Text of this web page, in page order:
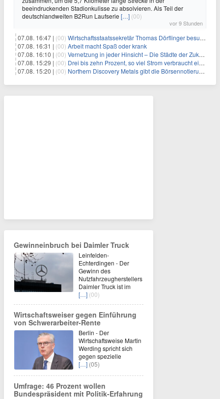
beeindruckenden Stadionkulisse zu absolvieren. Als Teil der
deutschlandweiten B2Run Laufserie […] (00)
vor 9 Stunden
07.08. 16:47 | (00) Wirtschaftsstaatssekretär Thomas Dörflinger besucht Handwerksbetrieb im Kammerbezirk Freiburg
07.08. 16:31 | (00) Arbeit macht Spaß oder krank
07.08. 16:10 | (00) Vernetzung in jeder Hinsicht – Die Städte der Zukunft sind grün-blau
07.08. 15:29 | (00) Drei bis zehn Prozent, so viel Strom verbraucht ein Aufzug im Gebäude
07.08. 15:20 | (00) Northern Discovery Metals gibt die Börsennotierung an der Frankfurter Wertpapierbörse bekannt
Gewinneinbruch bei Daimler Truck
Leinfelden-
Echterdingen - Der
Gewinn des
Nutzfahrzeugherstellers
Daimler Truck ist im
[…] (00)
Wirtschaftsweiser gegen Einführung
von Schwerarbeiter-Rente
Berlin - Der
Wirtschaftsweise Martin
Werding spricht sich
gegen spezielle
[…] (05)
Umfrage: 46 Prozent wollen
Bundespräsident mit Politik-Erfahrung